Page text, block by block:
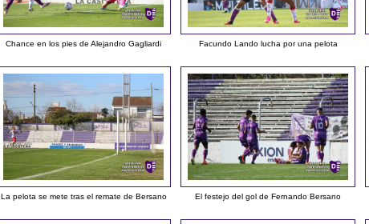
Chance en los pies de Alejandro Gagliardi Facundo Lando lucha por una pelota
La pelota se mete tras el remate de Bersano El festejo del gol de Fernando Bersano